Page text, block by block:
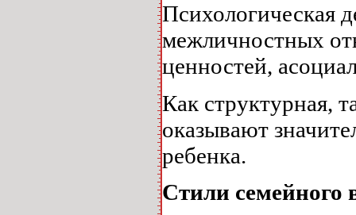
Психологическая
межличностных
ценностей,
Как структурная,
оказывают
ребенка.
Стили семейного